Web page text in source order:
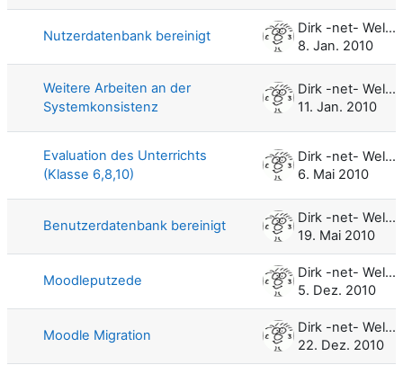
Nutzerdatenbank bereinigt
Dirk -net- Weller
8. Jan. 2010
Weitere Arbeiten an der
Systemkonsistenz
Dirk -net- Weller
11. Jan. 2010
Evaluation des Unterrichts
(Klasse 6,8,10)
Dirk -net- Weller
6. Mai 2010
Benutzerdatenbank bereinigt
Dirk -net- Weller
19. Mai 2010
Moodleputzede
Dirk -net- Weller
5. Dez. 2010
Moodle Migration
Dirk -net- Weller
22. Dez. 2010